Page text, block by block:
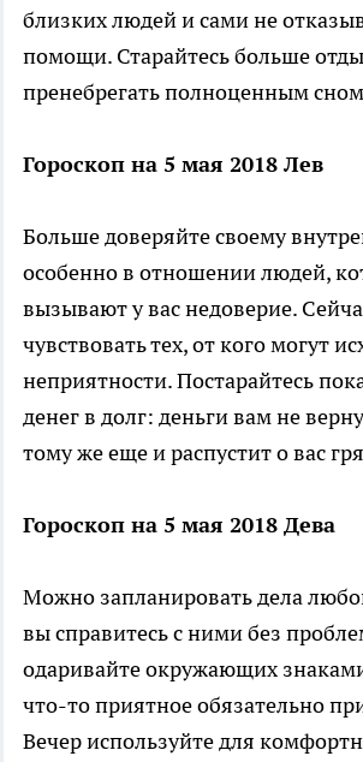
близких людей и сами не
помощи. Старайтесь больше
пренебрегать полноценным
Гороскоп на 5 мая 2018 Лев
Больше доверяйте своему
особенно в отношении людей,
вызывают у вас недоверие.
чувствовать тех, от кого могут
неприятности. Постарайтесь
денег в долг: деньги вам не
тому же еще и распустит о вас
Гороскоп на 5 мая 2018 Дева
Можно запланировать дела
вы справитесь с ними без
одаривайте окружающих
что-то приятное обязательно
Вечер используйте для